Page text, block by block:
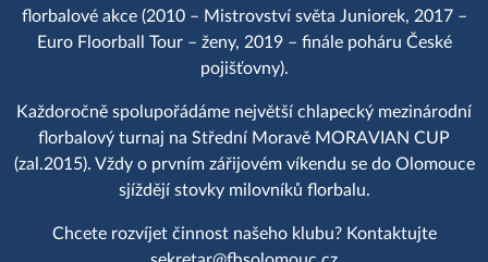
florbalové akce (2010 – Mistrovství světa Juniorek, 2017 –
Euro Floorball Tour – ženy, 2019 – finále poháru České
pojišťovny).
Každoročně spolupořádáme největší chlapecký mezinárodní
florbalový turnaj na Střední Moravě MORAVIAN CUP
(zal.2015). Vždy o prvním zářijovém víkendu se do Olomouce
sjíždějí stovky milovníků florbalu.
Chcete rozvíjet činnost našeho klubu? Kontaktujte